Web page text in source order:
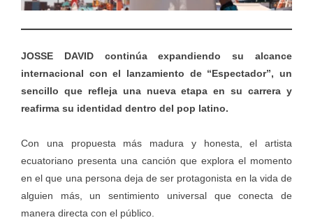
JOSSE DAVID continúa expandiendo su alcance
internacional con el lanzamiento de “Espectador”, un
sencillo que refleja una nueva etapa en su carrera y
reafirma su identidad dentro del pop latino.
Con una propuesta más madura y honesta, el artista
ecuatoriano presenta una canción que explora el momento
en el que una persona deja de ser protagonista en la vida de
alguien más, un sentimiento universal que conecta de
manera directa con el público.